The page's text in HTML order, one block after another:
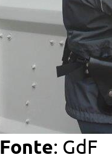
Fonte: GdF